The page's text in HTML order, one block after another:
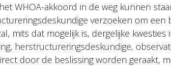
WHOA-akkoord in de weg kunnen
verzoeken om een
mits dat mogelijk is, dergelijke kwesties
herstructureringsdeskundige,
door de beslissing worden geraakt,